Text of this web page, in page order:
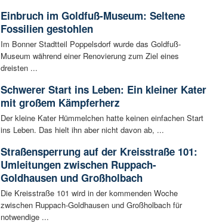
Einbruch im Goldfuß-Museum: Seltene
Fossilien gestohlen
Im Bonner Stadtteil Poppelsdorf wurde das Goldfuß-
Museum während einer Renovierung zum Ziel eines
dreisten ...
Schwerer Start ins Leben: Ein kleiner Kater
mit großem Kämpferherz
Der kleine Kater Hümmelchen hatte keinen einfachen Start
ins Leben. Das hielt ihn aber nicht davon ab, ...
Straßensperrung auf der Kreisstraße 101:
Umleitungen zwischen Ruppach-
Goldhausen und Großholbach
Die Kreisstraße 101 wird in der kommenden Woche
zwischen Ruppach-Goldhausen und Großholbach für
notwendige ...